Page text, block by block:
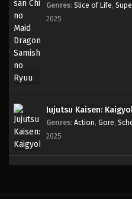
Genres: Slice of Life,
2025
Jujutsu Kaisen:
Genres: Action, Gore,
2025